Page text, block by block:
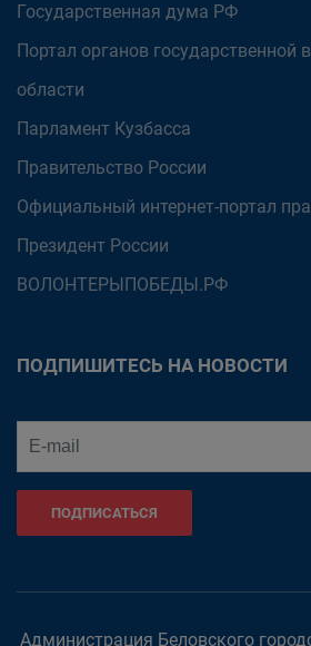
Государственная дума РФ
Портал органов государственной
области
Парламент Кузбасса
Правительство России
Официальный интернет-портал
Президент России
ВОЛОНТЕРЫПОБЕДЫ.РФ
ПОДПИШИТЕСЬ НА НОВОСТИ
ПОДПИСАТЬСЯ
Администрация Беловского